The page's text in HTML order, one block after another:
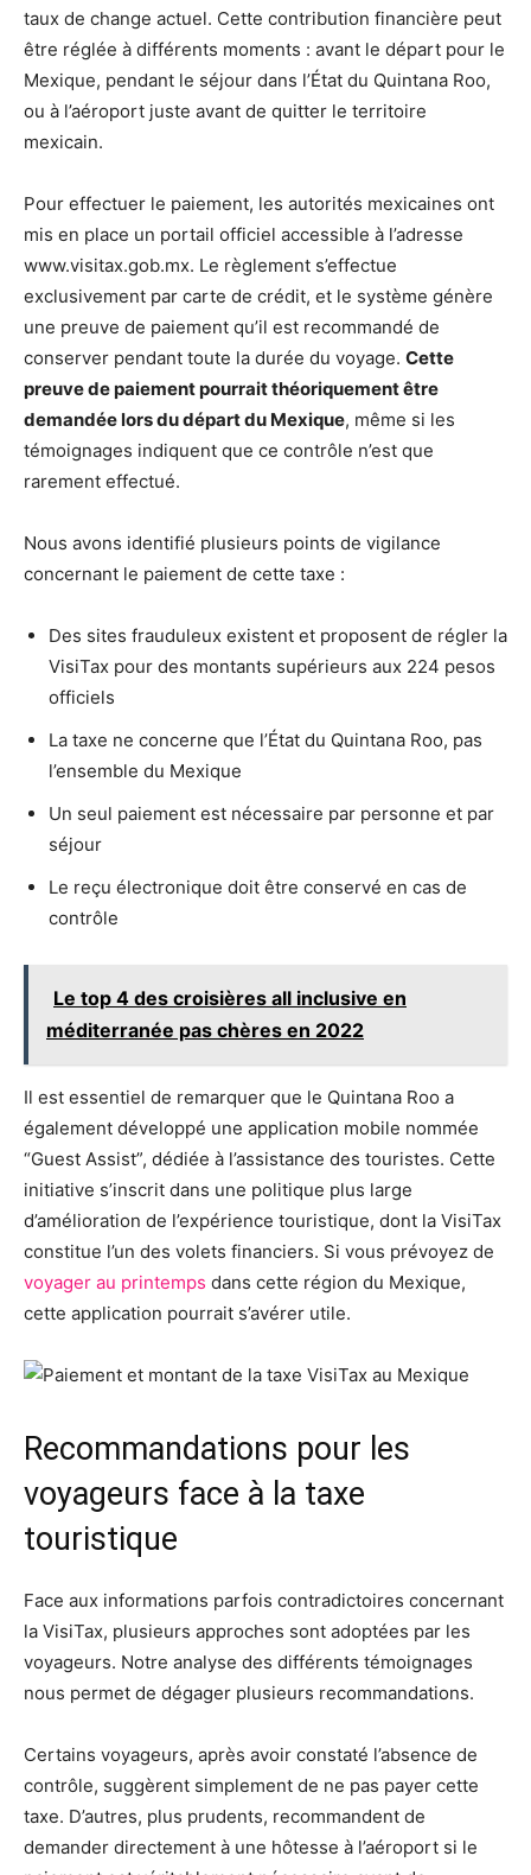
taux de change actuel. Cette contribution financière peut
être réglée à différents moments : avant le départ pour le
Mexique, pendant le séjour dans l’État du Quintana Roo,
ou à l’aéroport juste avant de quitter le territoire
mexicain.
Pour effectuer le paiement, les autorités mexicaines ont
mis en place un portail officiel accessible à l’adresse
www.visitax.gob.mx. Le règlement s’effectue
exclusivement par carte de crédit, et le système génère
une preuve de paiement qu’il est recommandé de
conserver pendant toute la durée du voyage. Cette
preuve de paiement pourrait théoriquement être
demandée lors du départ du Mexique, même si les
témoignages indiquent que ce contrôle n’est que
rarement effectué.
Nous avons identifié plusieurs points de vigilance
concernant le paiement de cette taxe :
Des sites frauduleux existent et proposent de régler la
VisiTax pour des montants supérieurs aux 224 pesos
officiels
La taxe ne concerne que l’État du Quintana Roo, pas
l’ensemble du Mexique
Un seul paiement est nécessaire par personne et par
séjour
Le reçu électronique doit être conservé en cas de
contrôle
Le top 4 des croisières all inclusive en
méditerranée pas chères en 2022
Il est essentiel de remarquer que le Quintana Roo a
également développé une application mobile nommée
“Guest Assist”, dédiée à l’assistance des touristes. Cette
initiative s’inscrit dans une politique plus large
d’amélioration de l’expérience touristique, dont la VisiTax
constitue l’un des volets financiers. Si vous prévoyez de
voyager au printemps dans cette région du Mexique,
cette application pourrait s’avérer utile.
Recommandations pour les
voyageurs face à la taxe
touristique
Face aux informations parfois contradictoires concernant
la VisiTax, plusieurs approches sont adoptées par les
voyageurs. Notre analyse des différents témoignages
nous permet de dégager plusieurs recommandations.
Certains voyageurs, après avoir constaté l’absence de
contrôle, suggèrent simplement de ne pas payer cette
taxe. D’autres, plus prudents, recommandent de
demander directement à une hôtesse à l’aéroport si le